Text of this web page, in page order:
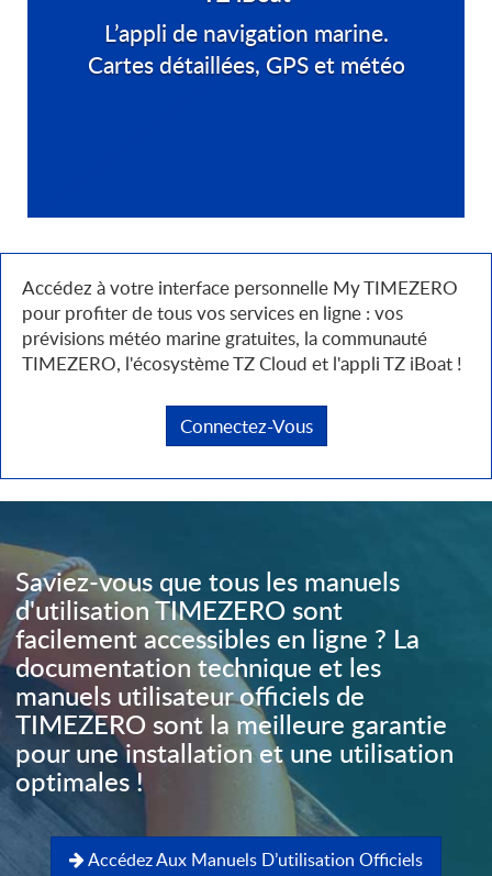
L’appli de navigation marine.
Cartes détaillées, GPS et météo
Accédez à votre interface personnelle My TIMEZERO
pour profiter de tous vos services en ligne : vos
prévisions météo marine gratuites, la communauté
TIMEZERO, l'écosystème TZ Cloud et l'appli TZ iBoat !
Connectez-Vous
Saviez-vous que tous les manuels
d'utilisation TIMEZERO sont
facilement accessibles en ligne ? La
documentation technique et les
manuels utilisateur officiels de
TIMEZERO sont la meilleure garantie
pour une installation et une utilisation
optimales !
Accédez Aux Manuels D’utilisation Officiels